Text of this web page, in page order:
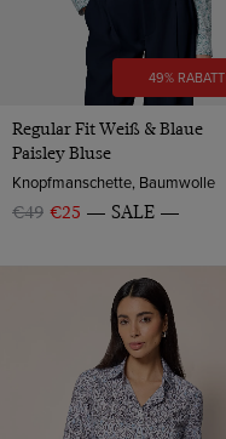
49% RABATT
Regular Fit Weiß & Blaue
Paisley Bluse
Knopfmanschette, Baumwolle
€49 €25 SALE